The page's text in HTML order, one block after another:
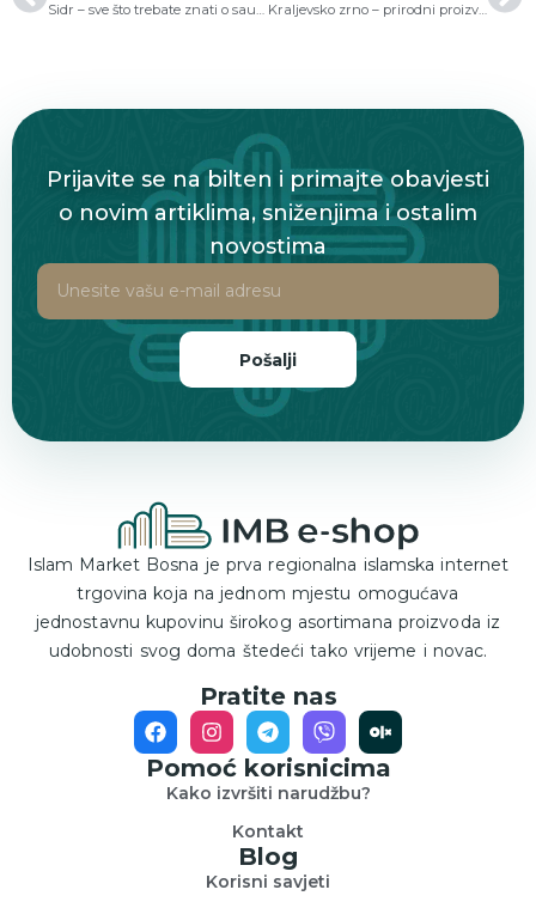
Sidr – sve što trebate znati o saudijskom prahu od sidr biljke Kraljevsko zrno – prirodni proizvod sa snažnom tradicionalnom vrijednošću
Prijavite se na bilten i primajte obavjesti
o novim artiklima, sniženjima i ostalim
novostima
Pošalji
Islam Market Bosna je prva regionalna islamska internet
trgovina koja na jednom mjestu omogućava
jednostavnu kupovinu širokog asortimana proizvoda iz
udobnosti svog doma štedeći tako vrijeme i novac.
Pratite nas
Pomoć korisnicima
Kako izvršiti narudžbu?
Kontakt
Blog
Korisni savjeti